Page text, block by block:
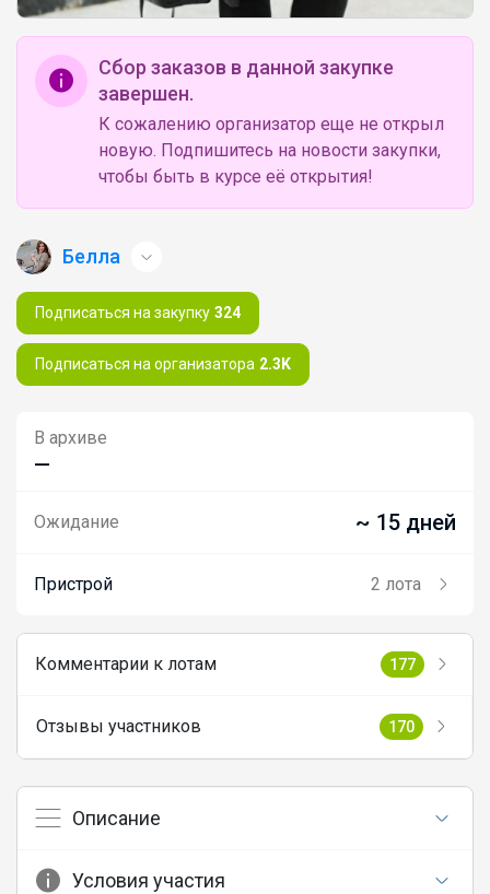
Сбор заказов в данной закупке
завершен.
К сожалению организатор еще не открыл
новую. Подпишитесь на новости закупки,
чтобы быть в курсе её открытия!
Белла
Подписаться на закупку 324
Подписаться на организатора 2.3K
В архиве
—
Ожидание ~ 15 дней
Пристрой 2 лота
Комментарии к лотам 177
Отзывы участников 170
Описание
Условия участия